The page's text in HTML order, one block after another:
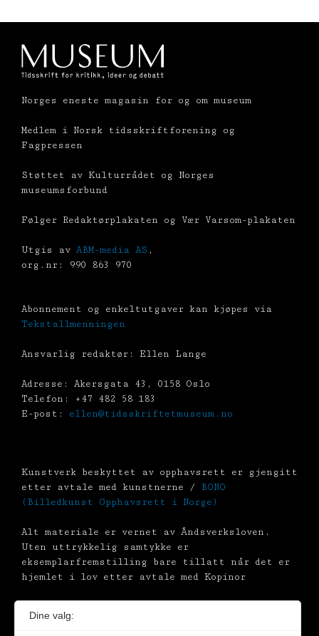
Norges eneste magasin for og om museum
Medlem i Norsk tidsskriftforening og
Fagpressen
Støttet av Kulturrådet og Norges
museumsforbund
Følger Redaktørplakaten og Vær Varsom-plakaten
Utgis av ABM-media AS ,
org.nr: 990 863 970
Abonnement og enkeltutgaver kan kjøpes via
Tekstallmenningen
Ansvarlig redaktør: Ellen Lange
Adresse: Akersgata 43, 0158 Oslo
Telefon: +47 482 58 183
E-post: ellen@tidsskriftetmuseum.no
Kunstverk beskyttet av opphavsrett er gjengitt
etter avtale med kunstnerne / BONO
(Billedkunst Opphavsrett i Norge)
Alt materiale er vernet av Åndsverksloven.
Uten uttrykkelig samtykke er
eksemplarfremstilling bare tillatt når det er
hjemlet i lov etter avtale med Kopinor
Dine valg: